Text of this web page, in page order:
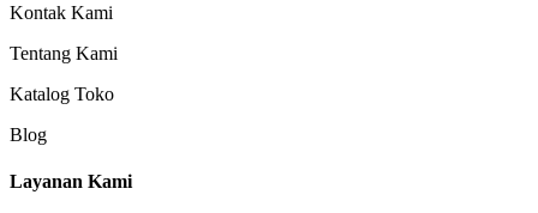
Kontak Kami
Tentang Kami
Katalog Toko
Blog
Layanan Kami